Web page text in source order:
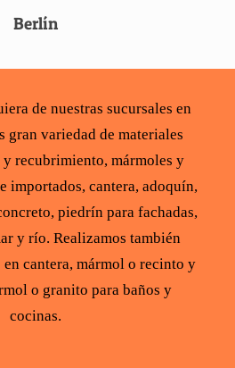
Berlín
de nuestras sucursales en
gran variedad de materiales
y recubrimiento, mármoles y
importados, cantera, adoquín,
, piedrín para fachadas,
y río. Realizamos también
cantera, mármolo recinto y
o granito para baños y
cocinas.